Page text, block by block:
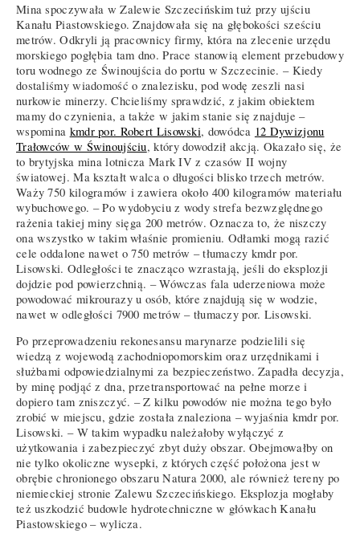
Mina spoczywała w Zalewie Szczecińskim tuż przy ujściu
Kanału Piastowskiego. Znajdowała się na głębokości sześciu
metrów. Odkryli ją pracownicy firmy, która na zlecenie urzędu
morskiego pogłębia tam dno. Prace stanowią element przebudowy
toru wodnego ze Świnoujścia do portu w Szczecinie. – Kiedy
dostaliśmy wiadomość o znalezisku, pod wodę zeszli nasi
nurkowie minerzy. Chcieliśmy sprawdzić, z jakim obiektem
mamy do czynienia, a także w jakim stanie się znajduje –
wspomina kmdr por. Robert Lisowski, dowódca 12 Dywizjonu
Trałowców w Świnoujściu, który dowodził akcją. Okazało się, że
to brytyjska mina lotnicza Mark IV z czasów II wojny
światowej. Ma kształt walca o długości blisko trzech metrów.
Waży 750 kilogramów i zawiera około 400 kilogramów materiału
wybuchowego. – Po wydobyciu z wody strefa bezwzględnego
rażenia takiej miny sięga 200 metrów. Oznacza to, że niszczy
ona wszystko w takim właśnie promieniu. Odłamki mogą razić
cele oddalone nawet o 750 metrów – tłumaczy kmdr por.
Lisowski. Odległości te znacząco wzrastają, jeśli do eksplozji
dojdzie pod powierzchnią. – Wówczas fala uderzeniowa może
powodować mikrourazy u osób, które znajdują się w wodzie,
nawet w odległości 7900 metrów – tłumaczy por. Lisowski.
Po przeprowadzeniu rekonesansu marynarze podzielili się
wiedzą z wojewodą zachodniopomorskim oraz urzędnikami i
służbami odpowiedzialnymi za bezpieczeństwo. Zapadła decyzja,
by minę podjąć z dna, przetransportować na pełne morze i
dopiero tam zniszczyć. – Z kilku powodów nie można tego było
zrobić w miejscu, gdzie została znaleziona – wyjaśnia kmdr por.
Lisowski. – W takim wypadku należałoby wyłączyć z
użytkowania i zabezpieczyć zbyt duży obszar. Obejmowałby on
nie tylko okoliczne wysepki, z których część położona jest w
obrębie chronionego obszaru Natura 2000, ale również tereny po
niemieckiej stronie Zalewu Szczecińskiego. Eksplozja mogłaby
też uszkodzić budowle hydrotechniczne w główkach Kanału
Piastowskiego – wylicza.